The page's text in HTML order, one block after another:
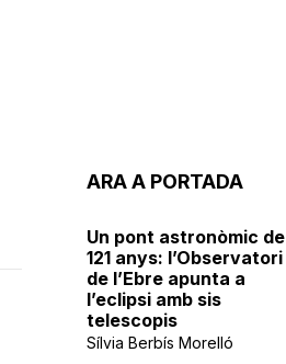
ARA A PORTADA
Un pont astronòmic de
121 anys: l’Observatori
de l’Ebre apunta a
l’eclipsi amb sis
telescopis
Sílvia Berbís Morelló